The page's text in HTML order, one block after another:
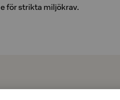
för strikta miljökrav.